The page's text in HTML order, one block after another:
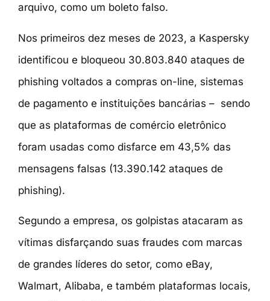
arquivo, como um boleto falso.
Nos primeiros dez meses de 2023, a Kaspersky
identificou e bloqueou 30.803.840 ataques de
phishing voltados a compras on-line, sistemas
de pagamento e instituições bancárias – sendo
que as plataformas de comércio eletrônico
foram usadas como disfarce em 43,5% das
mensagens falsas (13.390.142 ataques de
phishing).
Segundo a empresa, os golpistas atacaram as
vítimas disfarçando suas fraudes com marcas
de grandes líderes do setor, como eBay,
Walmart, Alibaba, e também plataformas locais,